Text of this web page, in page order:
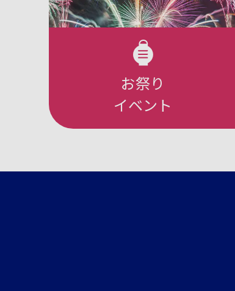
お祭り
イベント